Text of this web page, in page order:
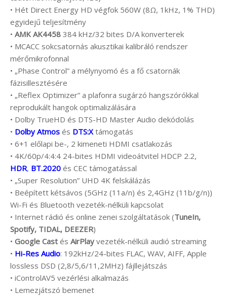
• Hét Direct Energy HD végfok 560W (8Ω, 1kHz, 1% THD)
egyidejű teljesítmény
• AMK AK4458 384 kHz/32 bites D/A konverterek
• MCACC sokcsatornás akusztikai kalibráló rendszer
mérőmikrofonnal
• „Phase Control” a mélynyomó és a fő csatornák
fázisillesztésére
• „Reflex Optimizer” a plafonra sugárzó hangszórókkal
reprodukált hangok optimalizálására
• Dolby TrueHD és DTS-HD Master Audio dekódolás
• Dolby Atmos és DTS:X támogatás
• 6+1 előlapi be-, 2 kimeneti HDMI csatlakozás
• 4K/60p/4:4:4 24-bites HDMI videoátvitel HDCP 2.2,
HDR, BT.2020 és CEC támogatással
• „Super Resolution” UHD 4K felskálázás
• Beépített kétsávos (5GHz (11a/n) és 2,4GHz (11b/g/n))
Wi-Fi és Bluetooth vezeték-nélküli kapcsolat
• Internet rádió és online zenei szolgáltatások (TuneIn,
Spotify, TIDAL, DEEZER)
• Google Cast és AirPlay vezeték-nélküli audió streaming
• Hi-Res Audio: 192kHz/24-bites FLAC, WAV, AIFF, Apple
lossless DSD (2,8/5,6/11,2MHz) fájllejátszás
• iControlAV5 vezérlési alkalmazás
• Lemezjátszó bemenet